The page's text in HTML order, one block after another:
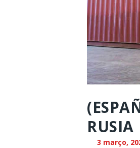
RUSIA
3 março,